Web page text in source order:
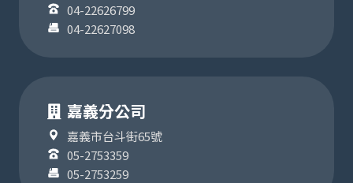
04-22626799
04-22627098
嘉義分公司
嘉義市台斗街65號
05-2753359
05-2753259